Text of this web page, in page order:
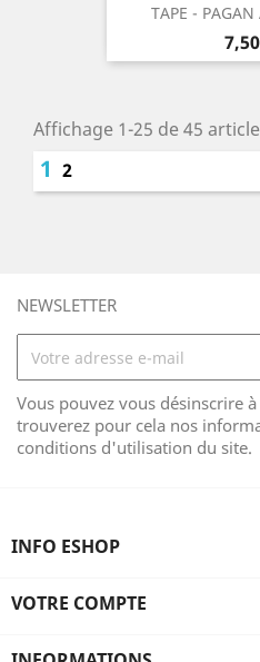
TAPE - PAGAN
Prix
Affichage 1-25 de 45
1 2
NEWSLETTER
Vous pouvez vous désinscrire
trouverez pour cela nos
conditions d'utilisation du site.
INFO ESHOP
VOTRE COMPTE